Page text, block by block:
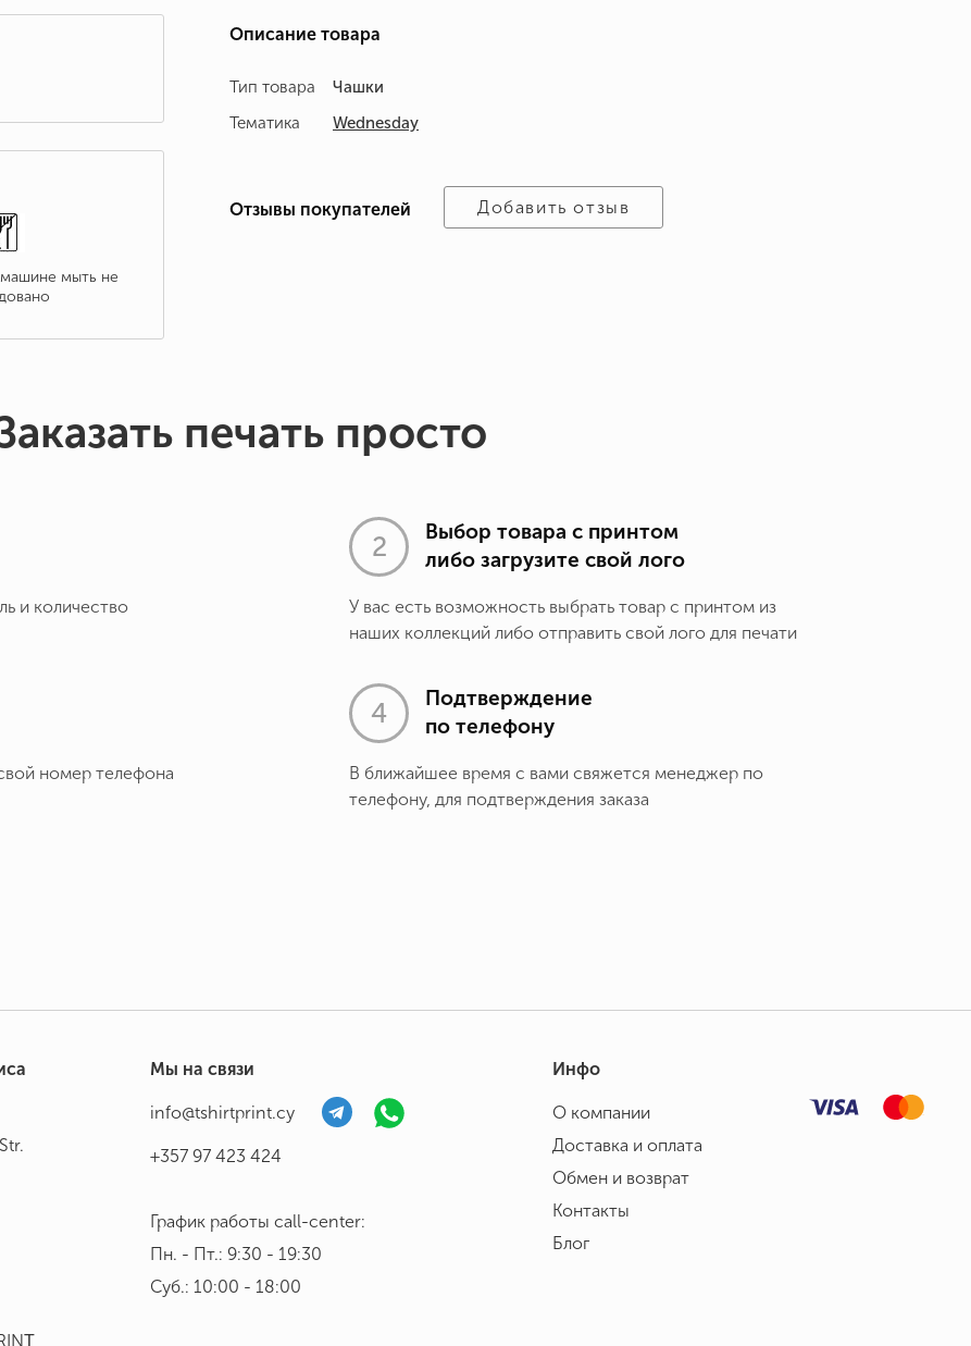
мыть не
Описание товара
Тип товара
Чашки
Тематика
Wednesday
Отзывы покупателей Добавить отзыв
печать просто
и количество
Выбор товара с принтом
либо загрузите свой лого
У вас есть возможность выбрать товар с принтом из
наших коллекций либо отправить свой лого для печати
номер телефона
Подтверждение
по телефону
В ближайшее время с вами свяжется менеджер по
телефону, для подтверждения заказа
Мы на связи
info@tshirtprint.cy
+357 97 423 424
График работы call-center:
Пн. - Пт.: 9:30 - 19:30
Суб.: 10:00 - 18:00
Инфо
О компании
Доставка и оплата
Обмен и возврат
Контакты
Блог